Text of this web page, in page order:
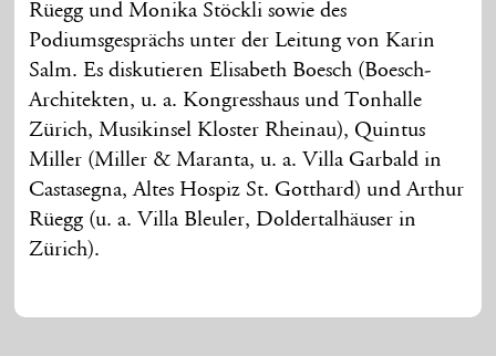
Rüegg und Monika Stöckli sowie des
Podiumsgesprächs unter der Leitung von Karin
Salm. Es diskutieren Elisabeth Boesch (Boesch-
Architekten, u. a. Kongresshaus und Tonhalle
Zürich, Musikinsel Kloster Rheinau), Quintus
Miller (Miller & Maranta, u. a. Villa Garbald in
Castasegna, Altes Hospiz St. Gotthard) und Arthur
Rüegg (u. a. Villa Bleuler, Doldertalhäuser in
Zürich).